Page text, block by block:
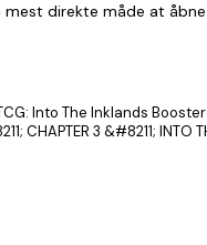
direkte måde at
Into The Inklands
CHAPTER 3 &#8211;